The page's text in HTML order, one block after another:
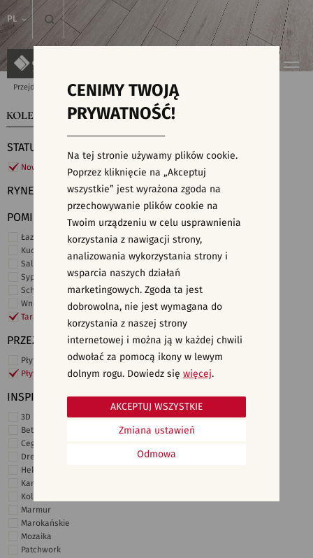
PL
Przejdź do strony głównej Kolekcje
KOLEKCJE WYSZUKIWARKA PŁYTEK
STATUS
Nowości
RYNEK
POMIESZCZENIE
Łazienka
Kuchnia
Salon i hol
Sypialnia
Schody
Wnętrza komercyjne
Taras i ogród
PRZEZNACZENIE
Płytki ścienne
Płytki podłogowe
INSPIRACJE
3D i struktury
Beton
Cegiełki
Drewno
Heksagonalne
Kamień
Kolor
Marmur
Marokańskie
Mozaika
Patchwork
CENIMY TWOJĄ
PRYWATNOŚĆ!
Na tej stronie używamy plików cookie.
Poprzez kliknięcie na „Akceptuj
wszystkie” jest wyrażona zgoda na
przechowywanie plików cookie na
Twoim urządzeniu w celu usprawnienia
korzystania z nawigacji strony,
analizowania wykorzystania strony i
wsparcia naszych działań
marketingowych. Zgoda ta jest
dobrowolna, nie jest wymagana do
korzystania z naszej strony
internetowej i można ją w każdej chwili
odwołać za pomocą ikony w lewym
dolnym rogu. Dowiedz się więcej.
Odmowa
Zmiana ustawień
AKCEPTUJ WSZYSTKIE